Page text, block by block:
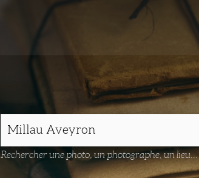
Rechercher une photo, un photographe, un lieu...